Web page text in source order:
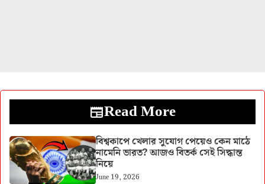
Read More
বিশ্বকাপে খেলার সুযোগ পেয়েও কেন মাঠে
নামেনি ভারত? আজও বিতর্ক সেই সিদ্ধান্ত
নিয়ে
June 19, 2026